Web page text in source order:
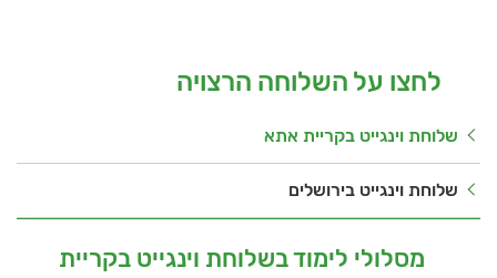
לחצו על השלוחה הרצויה
שלוחת וינגייט בקריית אתא
שלוחת וינגייט בירושלים
מסלולי לימוד בשלוחת וינגייט בקריית